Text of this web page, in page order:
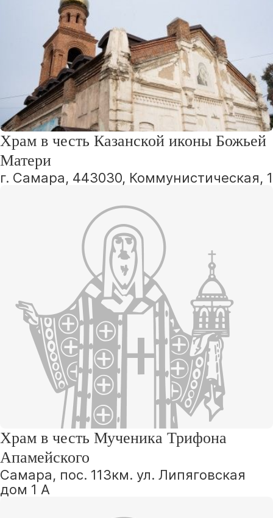
Храм в честь Казанской иконы Божьей
Матери
г. Самара, 443030, Коммунистическая, 1
Храм в честь Мученика Трифона
Апамейского
Самара, пос. 113км. ул. Липяговская
дом 1 А